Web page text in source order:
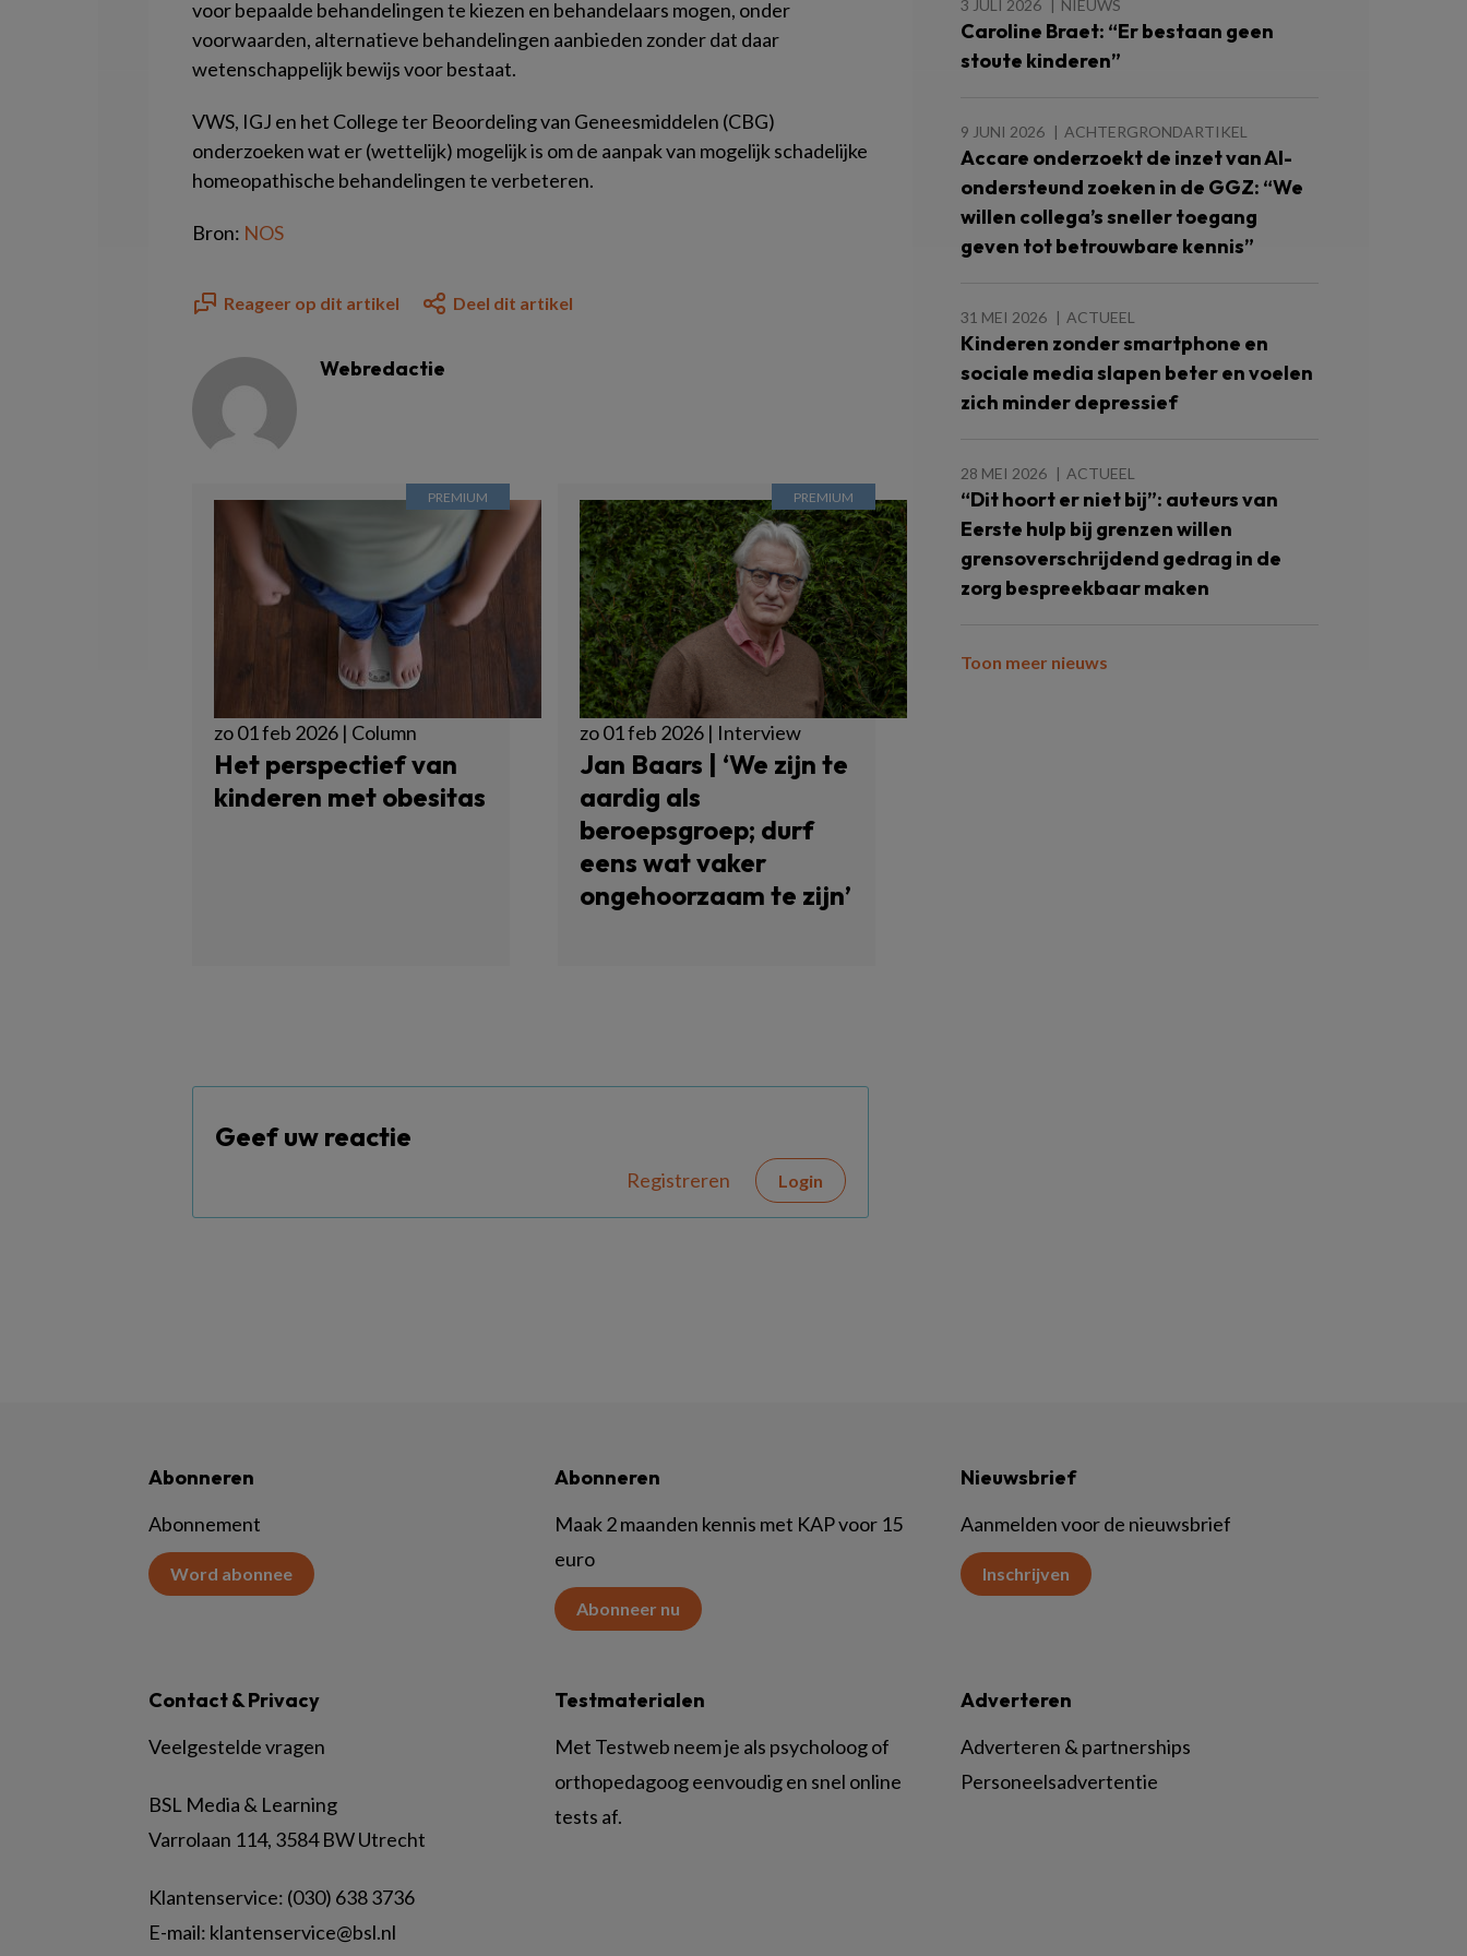
voor bepaalde behandelingen te kiezen en behandelaars mogen, onder
voorwaarden, alternatieve behandelingen aanbieden zonder dat daar
wetenschappelijk bewijs voor bestaat.
VWS, IGJ en het College ter Beoordeling van Geneesmiddelen (CBG)
onderzoeken wat er (wettelijk) mogelijk is om de aanpak van mogelijk schadelijke
homeopathische behandelingen te verbeteren.
Bron: NOS
Reageer op dit artikel Deel dit artikel
Webredactie
zo 01 feb 2026 | Column
Het perspectief van
kinderen met obesitas
zo 01 feb 2026 | Interview
Jan Baars | ‘We zijn te
aardig als
beroepsgroep; durf
eens wat vaker
ongehoorzaam te zijn’
Geef uw reactie
Registreren Login
3 JULI 2026 NIEUWS
Caroline Braet: “Er bestaan geen
stoute kinderen”
9 JUNI 2026 ACHTERGRONDARTIKEL
Accare onderzoekt de inzet van AI-
ondersteund zoeken in de GGZ: “We
willen collega’s sneller toegang
geven tot betrouwbare kennis”
31 MEI 2026 ACTUEEL
Kinderen zonder smartphone en
sociale media slapen beter en voelen
zich minder depressief
28 MEI 2026 ACTUEEL
“Dit hoort er niet bij”: auteurs van
Eerste hulp bij grenzen willen
grensoverschrijdend gedrag in de
zorg bespreekbaar maken
Toon meer nieuws
Abonneren
Abonnement
Word abonnee
Abonneren
Maak 2 maanden kennis met KAP voor 15
euro
Abonneer nu
Nieuwsbrief
Aanmelden voor de nieuwsbrief
Inschrijven
Contact & Privacy
Veelgestelde vragen
BSL Media & Learning
Varrolaan 114, 3584 BW Utrecht
Klantenservice: (030) 638 3736
E-mail: klantenservice@bsl.nl
Testmaterialen
Met Testweb neem je als psycholoog of
orthopedagoog eenvoudig en snel online
tests af.
Adverteren
Adverteren & partnerships
Personeelsadvertentie